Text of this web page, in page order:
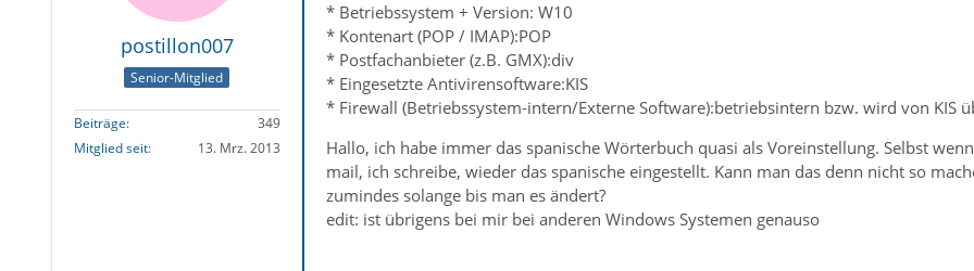
postillon007
Senior-Mitglied
Beiträge
349
Mitglied seit
13. Mrz. 2013
* Betriebssystem + Version: W10
* Kontenart (POP / IMAP):POP
* Postfachanbieter (z.B. GMX):div
* Eingesetzte Antivirensoftware:KIS
* Firewall (Betriebssystem-intern/Externe Software):betriebsintern bzw. wird von KIS
Hallo, ich habe immer das spanische Wörterbuch quasi als Voreinstellung. Selbst
mail, ich schreibe, wieder das spanische eingestellt. Kann man das denn nicht so
zumindes solange bis man es ändert?
edit: ist übrigens bei mir bei anderen Windows Systemen genauso